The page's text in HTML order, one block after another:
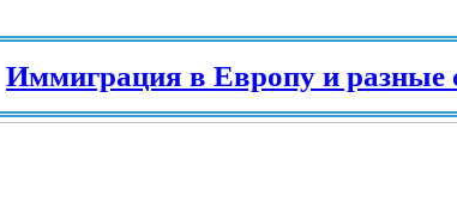
в Европу и разные